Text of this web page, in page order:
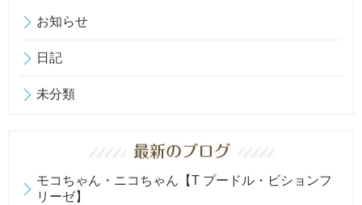
お知らせ
日記
未分類
モコちゃん・ニコちゃん【T プードル・ビションフ
リーゼ】